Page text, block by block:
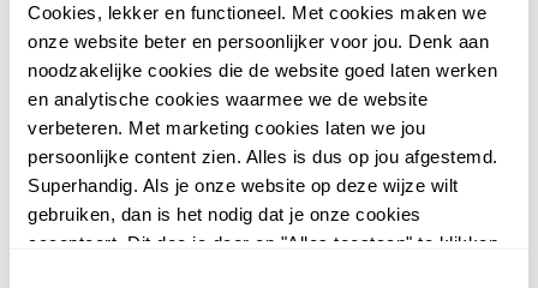
Cookies, lekker en functioneel. Met cookies maken we
onze website beter en persoonlijker voor jou. Denk aan
noodzakelijke cookies die de website goed laten werken
en analytische cookies waarmee we de website
verbeteren. Met marketing cookies laten we jou
persoonlijke content zien. Alles is dus op jou afgestemd.
Superhandig. Als je onze website op deze wijze wilt
gebruiken, dan is het nodig dat je onze cookies
accepteert. Dit doe je door op "Alles toestaan" te klikken.